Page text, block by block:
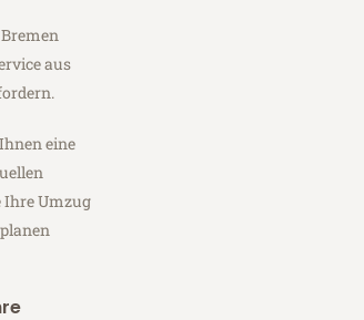
aus
eine
Ihre Umzug
planen